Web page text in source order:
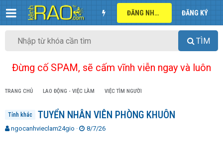
ĐĂNG NHẬP ĐĂNG KÝ
TÌM
Đừng cố SPAM, sẽ cấm vĩnh viễn ngay và luôn
TRANG CHỦ LAO ĐỘNG - VIỆC LÀM VIỆC TÌM NGƯỜI
Tỉnh khác TUYỂN NHÂN VIÊN PHÒNG KHUÔN
T
ngocanhvieclam24gio
N
8/7/26